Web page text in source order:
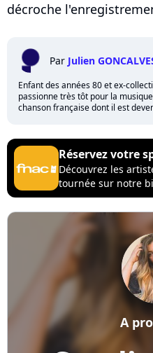
décroche
Par Julien
Enfant des années 80 et ex-
passionne très tôt pour la
chanson française dont il est
Réservez votre
Découvrez les
tournée sur notre
A